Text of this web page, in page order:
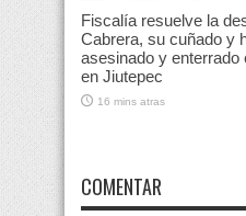
Fiscalía resuelve la
Cabrera, su cuñado y
asesinado y enterrado
en Jiutepec
16 mins atras
COMENTAR